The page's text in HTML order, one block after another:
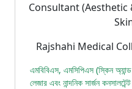
Consultant
Rajshahi Medical
এমবিবিএস, এমসিপিএস (স্কিন
লেজার এবং নান্দনিক সার্জন